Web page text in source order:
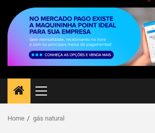
Home gás natural